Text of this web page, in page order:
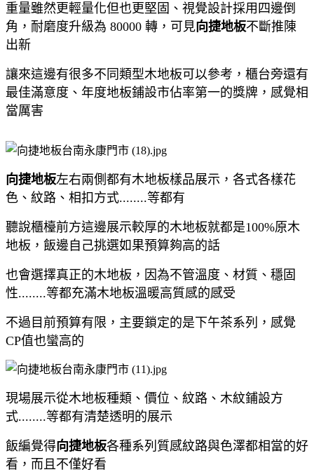
重量雖然更輕量化但也更堅固、視覺設計採用四邊倒
角，耐磨度升級為 80000 轉，可見向捷地板不斷推陳
出新
讓來這邊有很多不同類型木地板可以參考，櫃台旁還有
最佳滿意度、年度地板鋪設市佔率第一的獎牌，感覺相
當厲害
向捷地板左右兩側都有木地板樣品展示，各式各樣花
色、紋路、相扣方式........等都有
聽說櫃檯前方這邊展示較厚的木地板就都是100%原木
地板，飯邊自己挑選如果預算夠高的話
也會選擇真正的木地板，因為不管溫度、材質、穩固
性........等都充滿木地板溫暖高質感的感受
不過目前預算有限，主要鎖定的是下午茶系列，感覺
CP值也蠻高的
現場展示從木地板種類、價位、紋路、木紋鋪設方
式........等都有清楚透明的展示
飯編覺得向捷地板各種系列質感紋路與色澤都相當的好
看，而且不僅好看